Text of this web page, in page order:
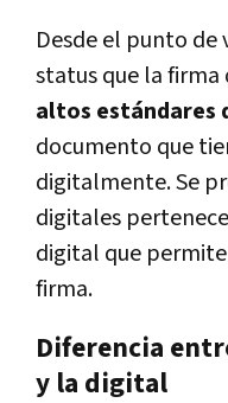
Desde el punto
status que la
altos estándares
documento que
digitalmente. Se
digitales
digital que
firma.
Diferencia
y la digital